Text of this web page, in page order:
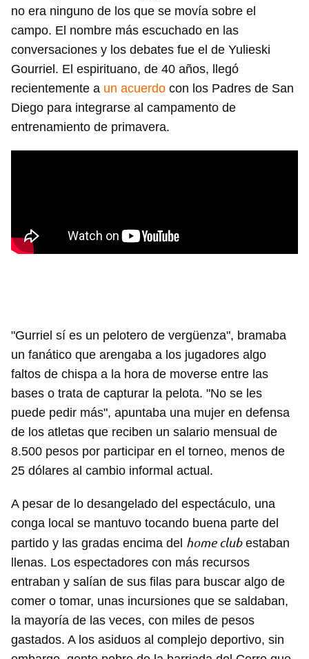
no era ninguno de los que se movía sobre el
campo. El nombre más escuchado en las
conversaciones y los debates fue el de Yulieski
Gourriel. El espirituano, de 40 años, llegó
recientemente a un acuerdo con los Padres de San
Diego para integrarse al campamento de
entrenamiento de primavera.
"Gurriel sí es un pelotero de vergüenza", bramaba
un fanático que arengaba a los jugadores algo
faltos de chispa a la hora de moverse entre las
bases o trata de capturar la pelota. "No se les
puede pedir más", apuntaba una mujer en defensa
de los atletas que reciben un salario mensual de
8.500 pesos por participar en el torneo, menos de
25 dólares al cambio informal actual.
A pesar de lo desangelado del espectáculo, una
conga local se mantuvo tocando buena parte del
partido y las gradas encima del home clubestaban
llenas. Los espectadores con más recursos
entraban y salían de sus filas para buscar algo de
comer o tomar, unas incursiones que se saldaban,
la mayoría de las veces, con miles de pesos
gastados. A los asiduos al complejo deportivo, sin